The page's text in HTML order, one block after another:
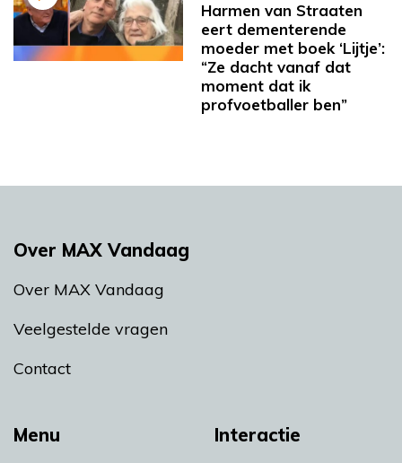
Harmen van Straaten
eert dementerende
moeder met boek ‘Lijtje’:
“Ze dacht vanaf dat
moment dat ik
profvoetballer ben”
Menu Interactie
Over MAX Vandaag
Over MAX Vandaag
Veelgestelde vragen
Contact